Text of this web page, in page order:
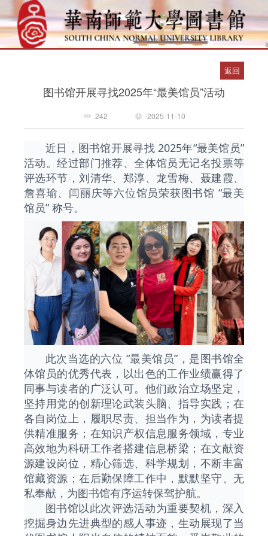
图书馆开展寻找2025年“最美馆员”活动
242 2025-11-10
返回
近日，图书馆开展寻找 2025年“最美馆员”
活动。经过部门推荐、全体馆员无记名投票等
评选环节，刘清华、郑淳、龙雪梅、聂建霞、
詹喜瑜、闫丽庆等六位馆员荣获图书馆 “最美
馆员” 称号。
此次当选的六位 “最美馆员”，是图书馆全
体馆员的优秀代表，以出色的工作业绩赢得了
同事与读者的广泛认可。他们政治立场坚定，
坚持用党的创新理论武装头脑、指导实践；在
各自岗位上，履职尽责、担当作为，为读者提
供精准服务；在知识产权信息服务领域，专业
高效地为科研工作者搭建信息桥梁；在文献资
源建设岗位，精心筛选、科学规划，不断丰富
馆藏资源；在后勤保障工作中，默默坚守、无
私奉献，为图书馆有序运转保驾护航。
图书馆以此次评选活动为重要契机，深入
挖掘身边先进典型的感人事迹，生动展现了当